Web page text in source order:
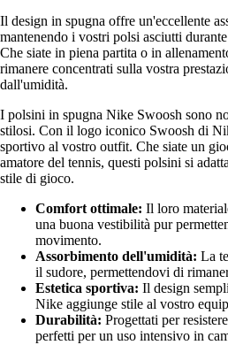
Il design in spugna offre un'eccellente
mantenendo i vostri polsi asciutti
Che siate in piena partita o in
rimanere concentrati sulla vostra
dall'umidità.
I polsini in spugna Nike Swoosh sono
stilosi. Con il logo iconico Swoosh di
sportivo al vostro outfit. Che siate un
amatore del tennis, questi polsini si
stile di gioco.
Comfort ottimale: Il loro
una buona vestibilità pur
movimento.
Assorbimento dell'umidità: La
il sudore, permettendovi di
Estetica sportiva: Il design
Nike aggiunge stile al vostro
Durabilità: Progettati per
perfetti per un uso intensivo in